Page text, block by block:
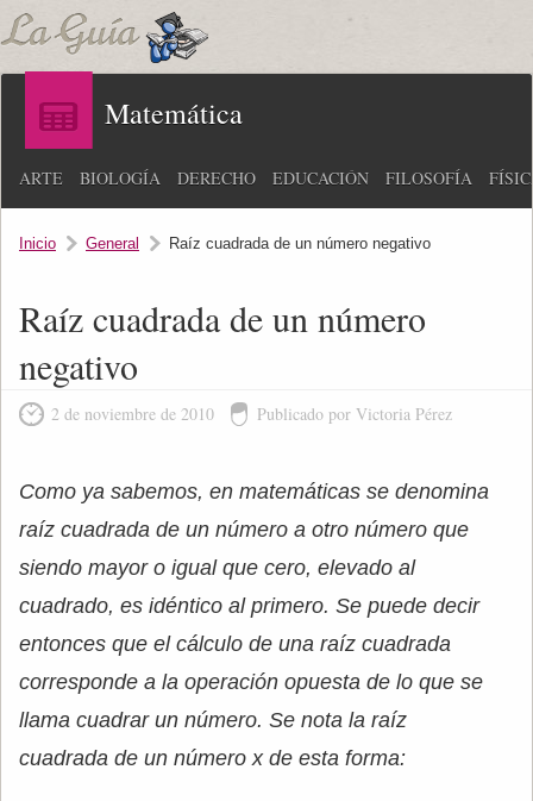
Matemática
ARTE BIOLOGÍA DERECHO EDUCACIÓN FILOSOFÍA
Inicio General Raíz cuadrada de un número negativo
Raíz cuadrada de un número
negativo
2 de noviembre de 2010 Publicado por Victoria Pérez
Como ya sabemos, en matemáticas se denomina
raíz cuadrada de un número a otro número que
siendo mayor o igual que cero, elevado al
cuadrado, es idéntico al primero. Se puede decir
entonces que el cálculo de una raíz cuadrada
corresponde a la operación opuesta de lo que se
llama cuadrar un número. Se nota la raíz
cuadrada de un número x de esta forma: